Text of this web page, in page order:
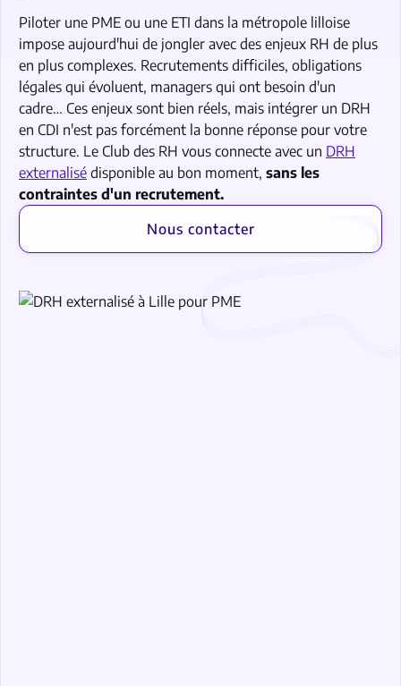
Piloter une PME ou une ETI dans la métropole lilloise
impose aujourd'hui de jongler avec des enjeux RH de plus
en plus complexes. Recrutements difficiles, obligations
légales qui évoluent, managers qui ont besoin d'un
cadre… Ces enjeux sont bien réels, mais intégrer un DRH
en CDI n'est pas forcément la bonne réponse pour votre
structure. Le Club des RH vous connecte avec un DRH
externalisé disponible au bon moment, sans les
contraintes d'un recrutement.
Nous contacter